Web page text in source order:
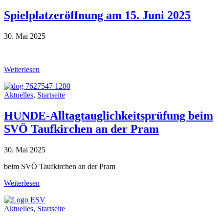
Spielplatzeröffnung am 15. Juni 2025
30. Mai 2025
Weiterlesen
Aktuelles, Startseite
HUNDE-Alltagtauglichkeitsprüfung beim
SVÖ Taufkirchen an der Pram
30. Mai 2025
beim SVÖ Taufkirchen an der Pram
Weiterlesen
Aktuelles, Startseite